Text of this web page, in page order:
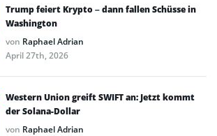
Trump feiert Krypto – dann fallen Schüsse in
Washington
von Raphael Adrian
April 27th, 2026
Western Union greift SWIFT an: Jetzt kommt
der Solana-Dollar
von Raphael Adrian